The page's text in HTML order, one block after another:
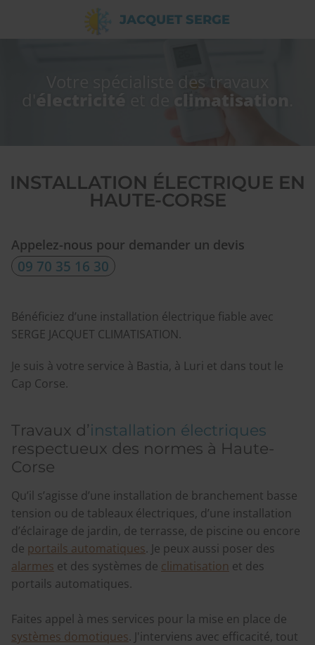
Votre spécialiste des travaux
électricité climatisation
INSTALLATION ÉLECTRIQUE EN
HAUTE-CORSE
Appelez-nous pour demander un devis
09 70 35 16 30
Bénéficiez d’une installation électrique fiable avec
SERGE JACQUET CLIMATISATION.
Je suis à votre service à Bastia, à Luri et dans tout le
Cap Corse.
Travaux d’installation électriques
respectueux des normes à Haute-
Corse
Qu’il s’agisse d’une installation de branchement basse
tension ou de tableaux électriques, d’une installation
d’éclairage de jardin, de terrasse, de piscine ou encore
de portails automatiques. Je peux aussi poser des
alarmes et des systèmes de climatisation et des
portails automatiques.
Faites appel à mes services pour la mise en place de
systèmes domotiques. J'interviens avec efficacité, tout
JACQUET SERGE